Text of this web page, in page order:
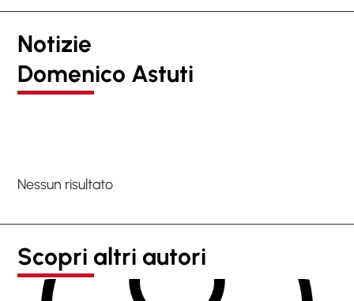
Notizie
Domenico Astuti
Nessun risultato
Scopri altri autori